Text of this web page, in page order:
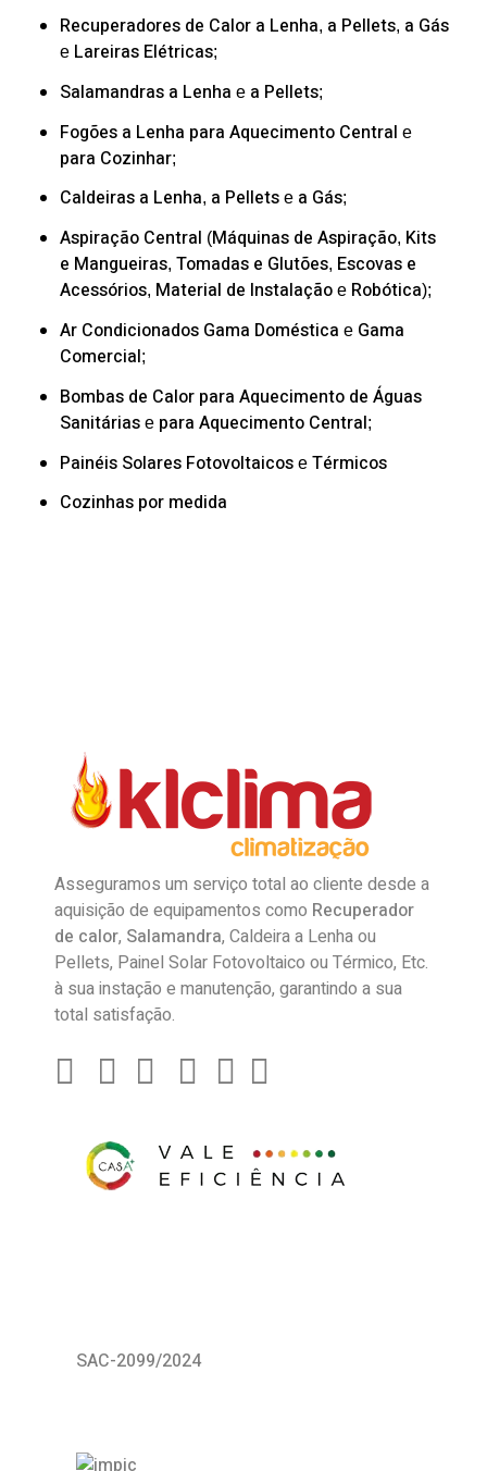
Recuperadores de Calor a Lenha, a Pellets, a Gás
e Lareiras Elétricas;
Salamandras a Lenha e a Pellets;
Fogões a Lenha para Aquecimento Central e
para Cozinhar;
Caldeiras a Lenha, a Pellets e a Gás;
Aspiração Central (Máquinas de Aspiração, Kits
e Mangueiras, Tomadas e Glutões, Escovas e
Acessórios, Material de Instalação e Robótica);
Ar Condicionados Gama Doméstica e Gama
Comercial;
Bombas de Calor para Aquecimento de Águas
Sanitárias e para Aquecimento Central;
Painéis Solares Fotovoltaicos e Térmicos
Cozinhas por medida
Asseguramos um serviço total ao cliente desde a
aquisição de equipamentos como Recuperador
de calor, Salamandra, Caldeira a Lenha ou
Pellets, Painel Solar Fotovoltaico ou Térmico, Etc.
à sua instação e manutenção, garantindo a sua
total satisfação.
SAC-2099/2024